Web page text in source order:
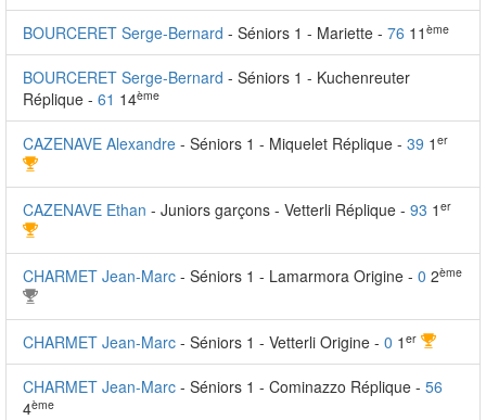
BOURCERET Serge-Bernard - Séniors 1 - Mariette - 76 11 ème
BOURCERET Serge-Bernard - Séniors 1 - Kuchenreuter
Réplique - 61 14ème
CAZENAVE Alexandre - Séniors 1 - Miquelet Réplique - 39 1 er
CAZENAVE Ethan - Juniors garçons - Vetterli Réplique - 93 1 er
CHARMET Jean-Marc - Séniors 1 - Lamarmora Origine - 0 2ème
CHARMET Jean-Marc - Séniors 1 - Vetterli Origine - 0 1 er
CHARMET Jean-Marc - Séniors 1 - Cominazzo Réplique - 56
4ème